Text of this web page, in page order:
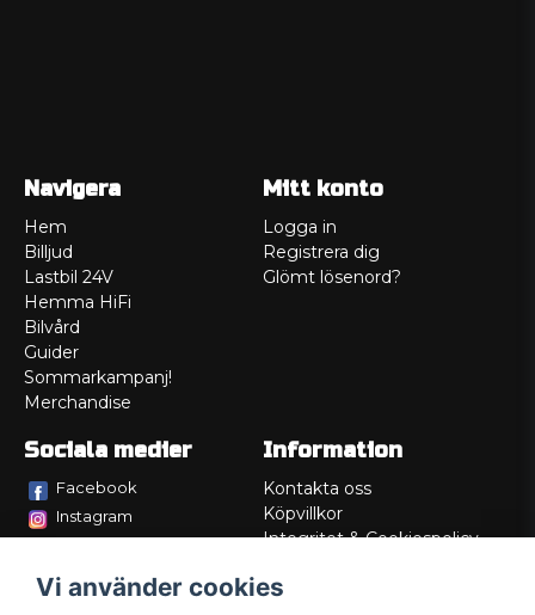
Navigera
Hem
Billjud
Lastbil 24V
Hemma HiFi
Bilvård
Guider
Sommarkampanj!
Merchandise
Mitt konto
Logga in
Registrera dig
Glömt lösenord?
Sociala medier
Facebook
Instagram
Information
Kontakta oss
Köpvillkor
Integritet & Cookiespolicy
Service/Garanti
Vi använder cookies